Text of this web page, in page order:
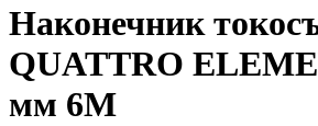
Наконечник
QUATTRO
мм 6М